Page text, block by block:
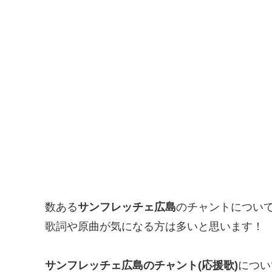
数あるサンフレッチェ広島のチャントについ
歌詞や原曲が気になる方は多いと思います！
サンフレッチェ広島のチャント(応援歌)につ